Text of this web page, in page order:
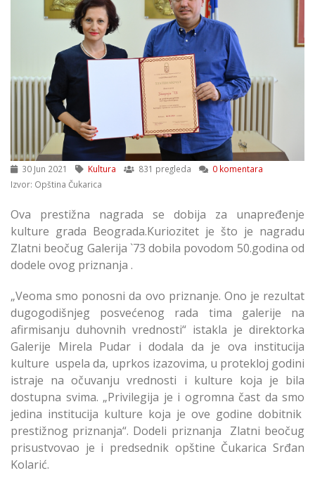
30 Jun 2021 Kultura 831 pregleda
0 komentara
Izvor: Opština Čukarica
Ova prestižna nagrada se dobija za unapređenje
kulture grada Beograda.Kuriozitet je što je nagradu
Zlatni beočug Galerija `73 dobila povodom 50.godina od
dodele ovog priznanja .
„Veoma smo ponosni da ovo priznanje. Ono je rezultat
dugogodišnjeg posvećenog rada tima galerije na
afirmisanju duhovnih vrednosti“ istakla je direktorka
Galerije Mirela Pudar i dodala da je ova institucija
kulture uspela da, uprkos izazovima, u protekloj godini
istraje na očuvanju vrednosti i kulture koja je bila
dostupna svima. „Privilegija je i ogromna čast da smo
jedina institucija kulture koja je ove godine dobitnik
prestižnog priznanja“. Dodeli priznanja Zlatni beočug
prisustvovao je i predsednik opštine Čukarica Srđan
Kolarić.